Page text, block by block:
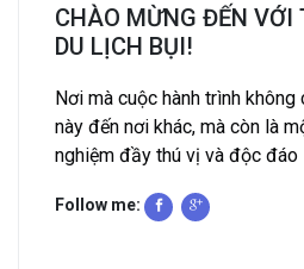
CHÀO MỪNG ĐẾN VỚI
DU LỊCH BỤI!
Nơi mà cuộc hành trình
này đến nơi khác, mà còn là
nghiệm đầy thú vị và độc đáo
Follow me: